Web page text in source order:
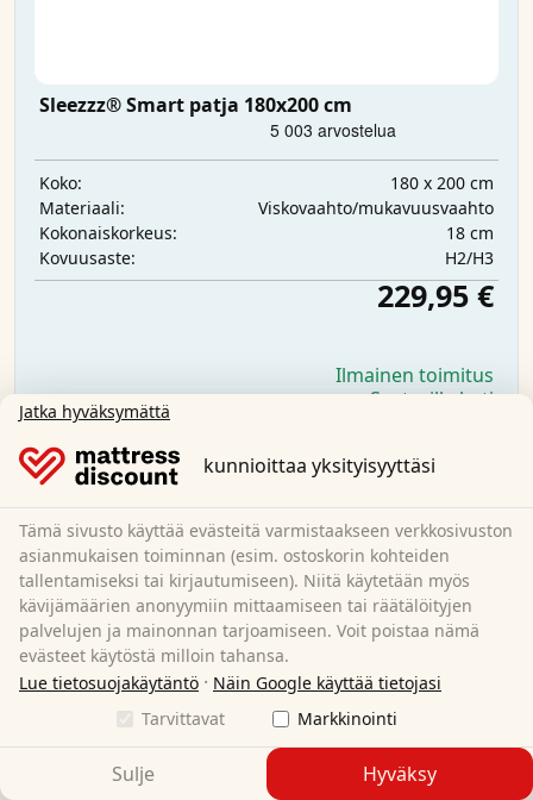
Sleezzz® Smart patja 180x200 cm
Koko:
180 x 200 cm
Materiaali:
Viskovaahto/mukavuusvaahto
Kokonaiskorkeus:
18 cm
Kovuusaste:
H2/H3
229,95 €
Ilmainen toimitus
Saatavilla heti
Jatka hyväksymättä
kunnioittaa yksityisyyttäsi
Tämä sivusto käyttää evästeitä varmistaakseen verkkosivuston
asianmukaisen toiminnan (esim. ostoskorin kohteiden
tallentamiseksi tai kirjautumiseen). Niitä käytetään myös
kävijämäärien anonyymiin mittaamiseen tai räätälöityjen
palvelujen ja mainonnan tarjoamiseen. Voit poistaa nämä
evästeet käytöstä milloin tahansa.
Lue tietosuojakäytäntö · Näin Google käyttää tietojasi
Tarvittavat
Markkinointi
Sulje Hyväksy